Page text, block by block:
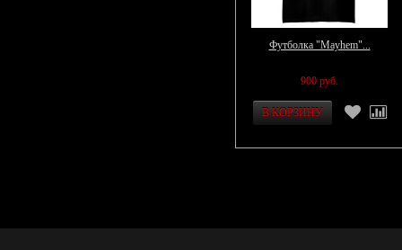
Футболка "Mayhem"...
900 руб.